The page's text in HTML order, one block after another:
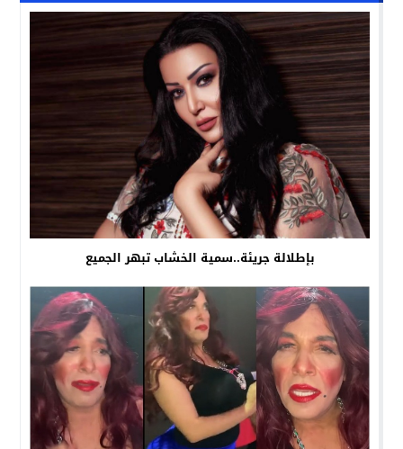
بإطلالة جريئة..سمية الخشاب تبهر الجميع